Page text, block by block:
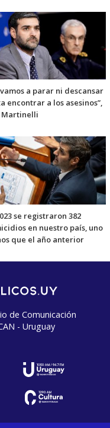
vamos a parar ni descansar
encontrar a los asesinos”,
se registraron 382
en nuestro país, uno
que el año anterior
de Comunicación
- Uruguay